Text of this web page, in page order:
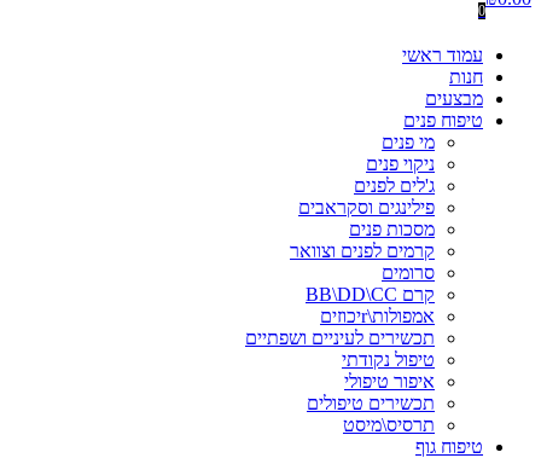
0
עמוד ראשי
חנות
מבצעים
טיפוח פנים
מי פנים
ניקוי פנים
ג'לים לפנים
פילינגים וסקראבים
מסכות פנים
קרמים לפנים וצוואר
סרומים
קרם BB\DD\CC
אמפולות\rיכוזים
תכשירים לעיניים ושפתיים
טיפול נקודתי
איפור טיפולי
תכשירים טיפולים
תרסיס\מיסט
טיפוח גוף